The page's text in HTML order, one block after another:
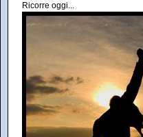
Ricorre oggi...